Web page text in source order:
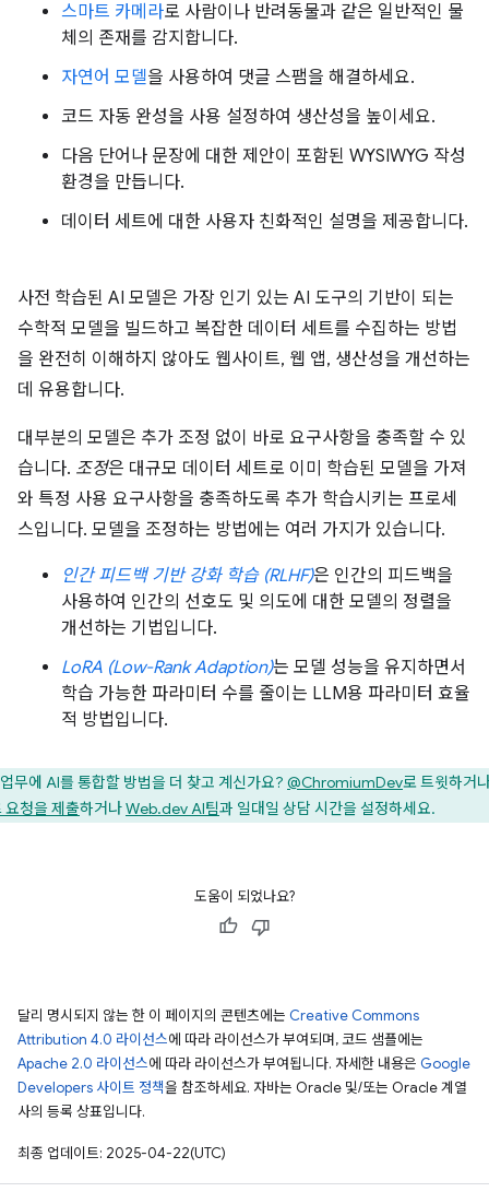
스마트 카메라로 사람이나 반려동물과 같은 일반적인 물
체의 존재를 감지합니다.
자연어 모델을 사용하여 댓글 스팸을 해결하세요.
코드 자동 완성을 사용 설정하여 생산성을 높이세요.
다음 단어나 문장에 대한 제안이 포함된 WYSIWYG 작성
환경을 만듭니다.
데이터 세트에 대한 사용자 친화적인 설명을 제공합니다.
사전 학습된 AI 모델은 가장 인기 있는 AI 도구의 기반이 되는
수학적 모델을 빌드하고 복잡한 데이터 세트를 수집하는 방법
을 완전히 이해하지 않아도 웹사이트, 웹 앱, 생산성을 개선하는
데 유용합니다.
대부분의 모델은 추가 조정 없이 바로 요구사항을 충족할 수 있
습니다. 조정은 대규모 데이터 세트로 이미 학습된 모델을 가져
와 특정 사용 요구사항을 충족하도록 추가 학습시키는 프로세
스입니다. 모델을 조정하는 방법에는 여러 가지가 있습니다.
인간 피드백 기반 강화 학습 (RLHF)은 인간의 피드백을
사용하여 인간의 선호도 및 의도에 대한 모델의 정렬을
개선하는 기법입니다.
LoRA (Low-Rank Adaption)는 모델 성능을 유지하면서
학습 가능한 파라미터 수를 줄이는 LLM용 파라미터 효율
적 방법입니다.
업무에 AI를 통합할 방법을 더 찾고 계신가요? @ChromiumDev로 트윗하거
요청을 제출하거나Web.dev AI팀과 일대일 상담 시간을 설정하세요.
도움이 되었나요?
달리 명시되지 않는 한 이 페이지의 콘텐츠에는 Creative Commons
Attribution 4.0 라이선스에 따라 라이선스가 부여되며, 코드 샘플에는
Apache 2.0 라이선스에 따라 라이선스가 부여됩니다. 자세한 내용은 Google
Developers 사이트 정책을 참조하세요. 자바는 Oracle 및/또는 Oracle 계열
사의 등록 상표입니다.
최종 업데이트: 2025-04-22(UTC)